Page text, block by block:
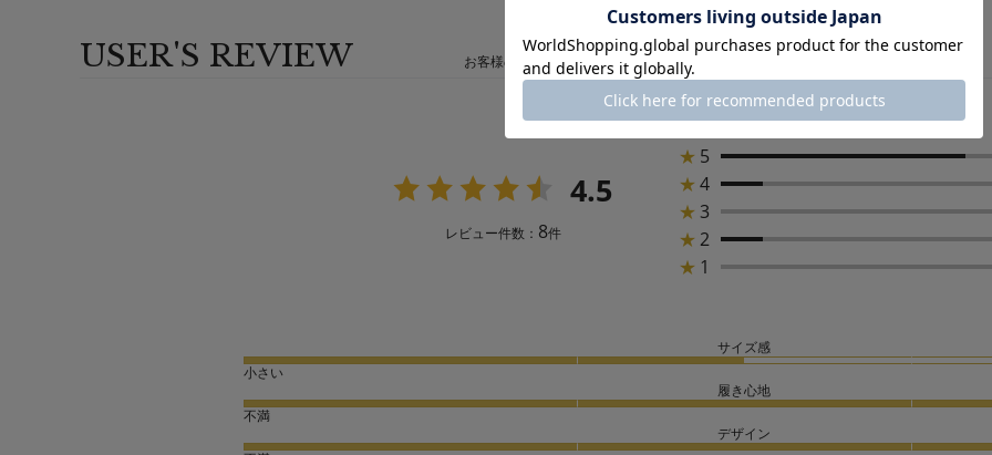
USER'S REVIEW お客様の声
4.5
レビュー件数： 8件
★ 5
★4
★ 3
★ 2
★ 1
サイズ感
小さい
履き心地
不満
デザイン